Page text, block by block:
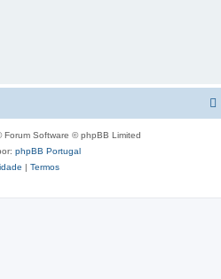
Forum Software © phpBB Limited
phpBB Portugal
| Termos